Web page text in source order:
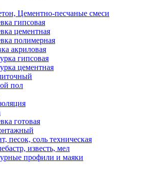
Цементно-песчаные смеси
гипсовая
цементная
полимерная
акриловая
гипсовая
цементная
пол
готовая
песок, соль техническая
известь, мел
профили и маяки